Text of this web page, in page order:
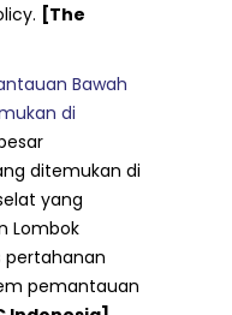
[The
Bawah
di
ditemukan di
yang
Lombok
pertahanan
pemantauan